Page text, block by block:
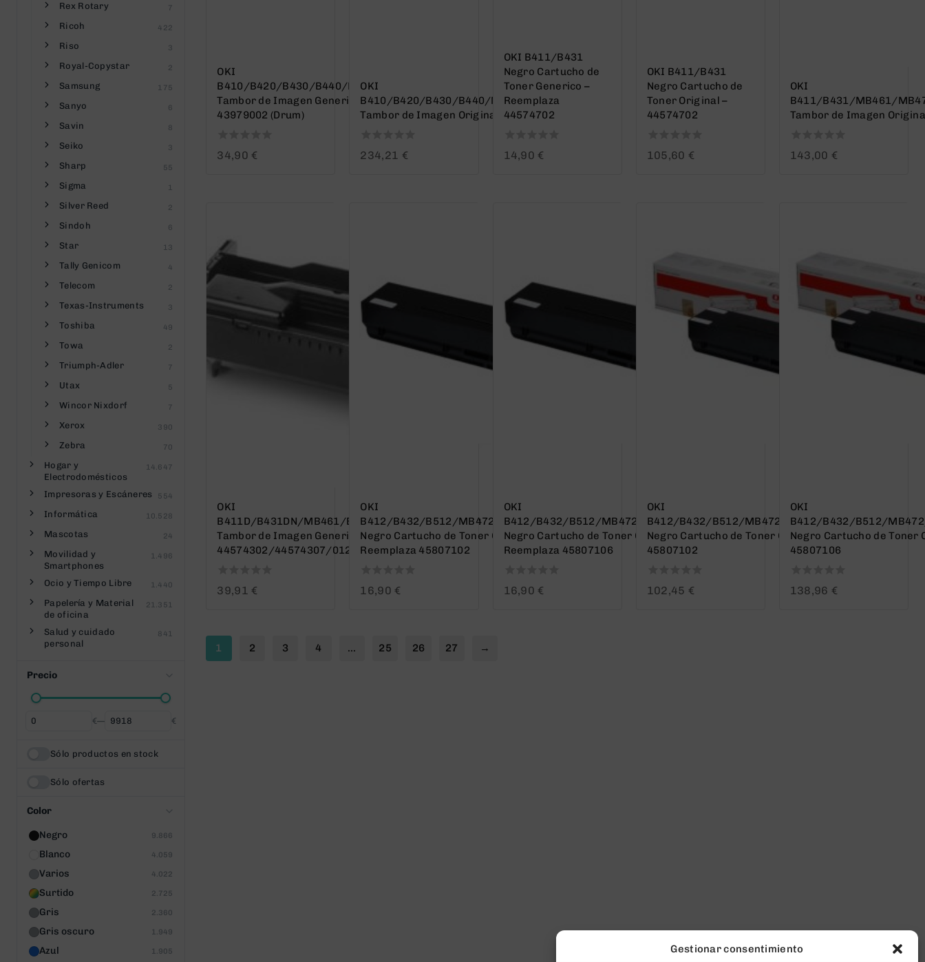
Gestionar consentimiento
OKI
B410/B420/B430/B440/MB460/MB470/MB480
Tambor de Imagen Generico – Reemplaza
43979002 (Drum)
0
34,90 €
OKI
B410/B420/B430/B440/MB460/MB470/MB480
Tambor de Imagen Original – 43979002 (Drum)
0
234,21 €
OKI B411/B431
Negro Cartucho de
Toner Generico –
Reemplaza
44574702
0
14,90 €
OKI B411/B431
Negro Cartucho de
Toner Original –
44574702
0
105,60 €
OKI
B411/B431/MB461/
Tambor de Imagen
0
143,00 €
OKI
B411D/B431DN/MB461/B401/MB441/B412/B512
Tambor de Imagen Generico – Reemplaza
44574302/44574307/01283601 (Drum)
0
39,91 €
OKI
B412/B432/B512/MB472/MB492/MB562
Negro Cartucho de Toner Generico –
Reemplaza 45807102
0
16,90 €
OKI
B412/B432/B512/MB472/MB492/MB562
Negro Cartucho de Toner Generico –
Reemplaza 45807106
0
16,90 €
OKI
B412/B432/B512/MB472/MB492/MB562
Negro Cartucho de Toner Original –
45807102
0
102,45 €
OKI
B412/B432/B512/
Negro Cartucho de Toner
45807106
0
138,96 €
1 2 3 4 … 25 26 27 →
Rex Rotary 7
Ricoh 422
Riso 3
Royal-Copystar 2
Samsung 175
Sanyo 6
Savin 8
Seiko 3
Sharp 55
Sigma 1
Silver Reed 2
Sindoh 6
Star 13
Tally Genicom 4
Telecom 2
Texas-Instruments 3
Toshiba 49
Towa 2
Triumph-Adler 7
Utax 5
Wincor Nixdorf 7
Xerox 390
Zebra 70
Hogar y
Electrodomésticos
14.647
Impresoras y Escáneres 554
Informática 10.528
Mascotas 24
Movilidad y
Smartphones
1.496
Ocio y Tiempo Libre 1.440
Papelería y Material
de oficina
21.351
Salud y cuidado
personal
841
Precio
Desde €— Hasta €
Sólo productos en stock
Sólo ofertas
Color
Negro 9.866
Blanco 4.059
Varios 4.022
Surtido 2.725
Gris 2.360
Gris oscuro 1.949
Azul 1.905